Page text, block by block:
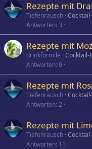
Rezepte mit
Tiefenrausch
Antworten 3
Rezepte mit
drinkformile Cocktail-
Antworten 0
Rezepte mit
Tiefenrausch
Antworten 2
Rezepte mit
Tiefenrausch
Antworten 11